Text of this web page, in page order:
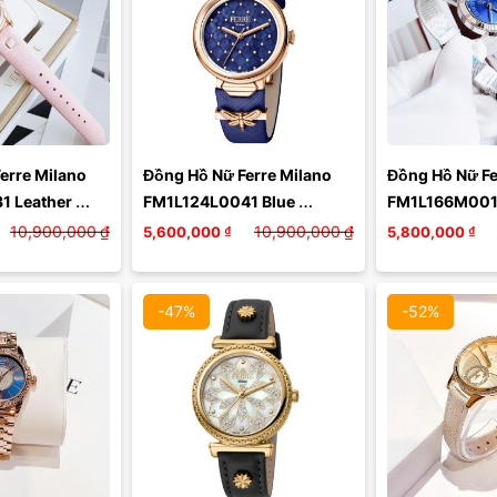
Milano
Leather
Hồng
10,900,000₫
Đồng Hồ Nữ Ferre Milano
FM1L124L0041 Blue
Leather Ladies Watch Màu
5,600,000 ₫ 10,900,000₫
Đồng Hồ Nữ
Blue Dial
5,800,000 ₫
mặt:
-47%
Màu mặt:
Xóa
-52%